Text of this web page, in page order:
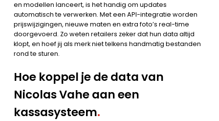
en modellen lanceert, is het handig om updates
automatisch te verwerken. Met een API-integratie worden
prijswijzigingen, nieuwe maten en extra foto’s real-time
doorgevoerd. Zo weten retailers zeker dat hun data altijd
klopt, en hoef jij als merk niet telkens handmatig bestanden
rond te sturen.
Hoe koppel je de data van
Nicolas Vahe aan een
kassasysteem.